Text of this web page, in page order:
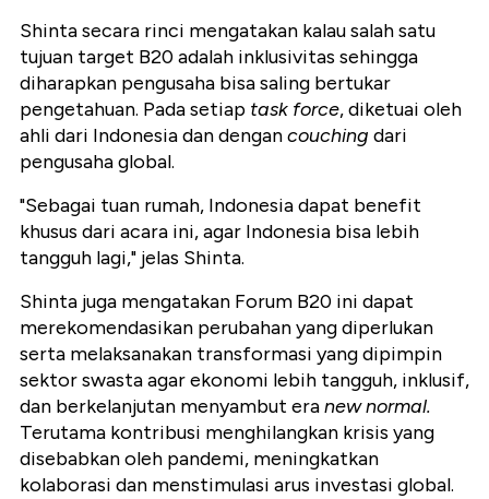
Shinta secara rinci mengatakan kalau salah satu
tujuan target B20 adalah inklusivitas sehingga
diharapkan pengusaha bisa saling bertukar
pengetahuan. Pada setiap task force, diketuai oleh
ahli dari Indonesia dan dengancouching dari
pengusaha global.
"Sebagai tuan rumah, Indonesia dapat benefit
khusus dari acara ini, agar Indonesia bisa lebih
tangguh lagi," jelas Shinta.
Shinta juga mengatakan Forum B20 ini dapat
merekomendasikan perubahan yang diperlukan
serta melaksanakan transformasi yang dipimpin
sektor swasta agar ekonomi lebih tangguh, inklusif,
dan berkelanjutan menyambut eranew normal.
Terutama kontribusi menghilangkan krisis yang
disebabkan oleh pandemi, meningkatkan
kolaborasi dan menstimulasi arus investasi global.